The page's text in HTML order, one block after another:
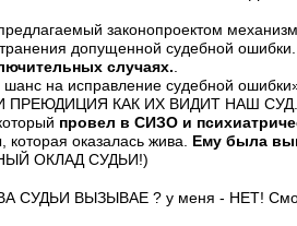
законопроектом
допущенной судебной ошибки.
случаях..
на исправление судебной
ПРЕЮДИЦИЯ КАК ИХ ВИДИТ НАШ СУД.
провел в СИЗО и
которая оказалась жива. Ему была
ОКЛАД СУДЬИ!)
ВЫЗЫВАЕ ? у меня - НЕТ!